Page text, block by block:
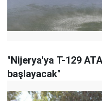
"Nijerya'ya T-129
başlayacak"